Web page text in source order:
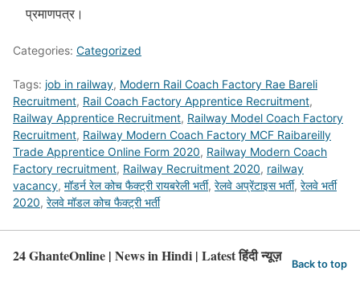
प्रमाणपत्र।
Categories: Categorized
Tags: job in railway, Modern Rail Coach Factory Rae Bareli
Recruitment, Rail Coach Factory Apprentice Recruitment,
Railway Apprentice Recruitment, Railway Model Coach Factory
Recruitment, Railway Modern Coach Factory MCF Raibareilly
Trade Apprentice Online Form 2020, Railway Modern Coach
Factory recruitment, Railway Recruitment 2020, railway
vacancy, मॉडर्न रेल कोच फैक्ट्री रायबरेली भर्ती, रेलवे अप्रेंटाइस भर्ती, रेलवे भर्ती
2020, रेलवे मॉडल कोच फैक्ट्री भर्ती
24 GhanteOnline | News in Hindi | Latest हिंदी न्यूज़ Back to top